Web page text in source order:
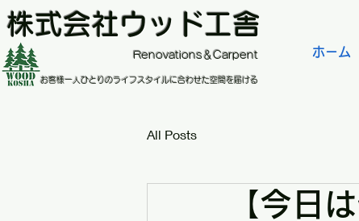
ホーム
株式会社ウッド工舎
​Renovations＆Carpent
お客様一人ひとりのライフスタイルに合わせた空間を届ける
All Posts
【今日